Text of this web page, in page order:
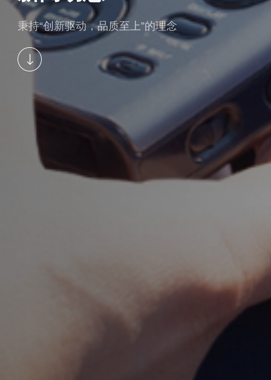
秉持“创新驱动，品质至上”的理念